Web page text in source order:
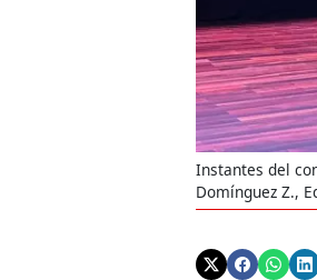
Instantes del
Domínguez Z.,